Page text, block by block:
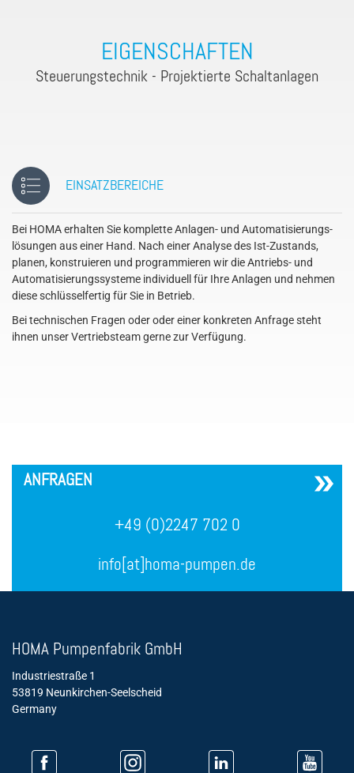
EIGENSCHAFTEN
Steuerungstechnik - Projektierte Schaltanlagen
EINSATZBEREICHE
Bei HOMA erhalten Sie komplette Anlagen- und Automatisierungs-
lösungen aus einer Hand. Nach einer Analyse des Ist-Zustands,
planen, konstruieren und programmieren wir die Antriebs- und
Automatisierungssysteme individuell für Ihre Anlagen und nehmen
diese schlüsselfertig für Sie in Betrieb.
Bei technischen Fragen oder oder einer konkreten Anfrage steht
ihnen unser Vertriebsteam gerne zur Verfügung.
ANFRAGEN
+49 (0)2247 702 0
info[at]homa-pumpen.de
HOMA Pumpenfabrik GmbH
Industriestraße 1
53819 Neunkirchen-Seelscheid
Germany